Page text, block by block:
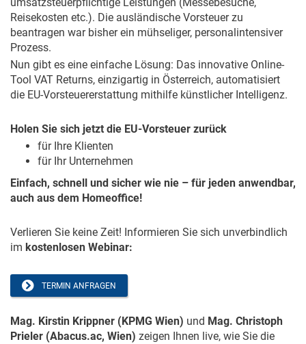
Reisekosten etc.). Die ausländische Vorsteuer zu
beantragen war bisher ein mühseliger, personalintensiver
Prozess.
Nun gibt es eine einfache Lösung: Das innovative Online-
Tool VAT Returns, einzigartig in Österreich, automatisiert
die EU-Vorsteuererstattung mithilfe künstlicher Intelligenz.
Holen Sie sich jetzt die EU-Vorsteuer zurück
für Ihre Klienten
für Ihr Unternehmen
Einfach, schnell und sicher wie nie – für jeden anwendbar,
auch aus dem Homeoffice!
Verlieren Sie keine Zeit! Informieren Sie sich unverbindlich
im kostenlosen Webinar:
TERMIN ANFRAGEN
Mag. Kirstin Krippner (KPMG Wien) und Mag. Christoph
Prieler (Abacus.ac, Wien) zeigen Ihnen live, wie Sie die